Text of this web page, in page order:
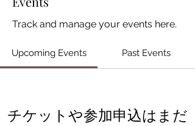
Track and manage your events here.
Upcoming Events Past Events
チケットや参加申込はまだ